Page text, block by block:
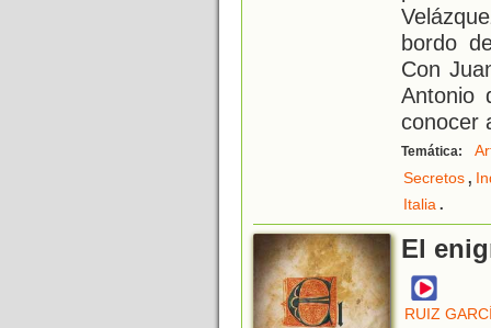
bordo
Con
Antonio
conocer
Temática:
Secretos,
Italia.
El
RUIZ